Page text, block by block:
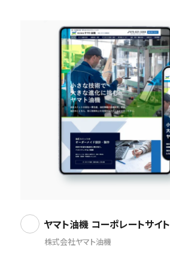
ヤマト油機 コーポレートサイト
株式会社ヤマト油機